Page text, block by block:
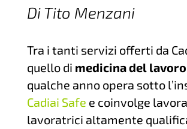
Di Tito Menzani
Tra i tanti servizi offerti da
quello di medicina del
qualche anno opera sotto
Cadiai Safe e coinvolge
lavoratrici altamente